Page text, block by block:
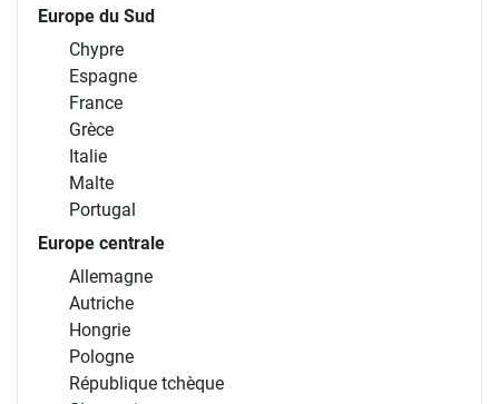
Europe du Sud
Chypre
Espagne
France
Grèce
Italie
Malte
Portugal
Europe centrale
Allemagne
Autriche
Hongrie
Pologne
République tchèque